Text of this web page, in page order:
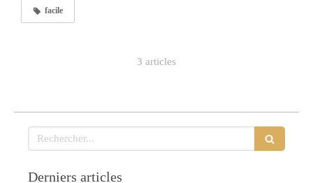
facile
3 articles
Rechercher
Derniers articles